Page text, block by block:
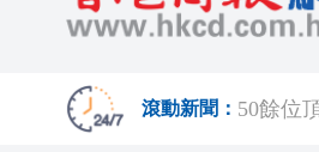
滾動新聞：
黎智英
50餘位